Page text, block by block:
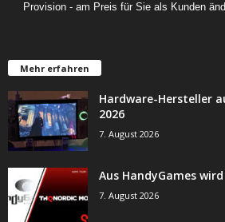
Provision - am Preis für Sie als Kunden
Mehr erfahren
Hardware-Hersteller
2026
7. August 2026
Aus HandyGames
7. August 2026